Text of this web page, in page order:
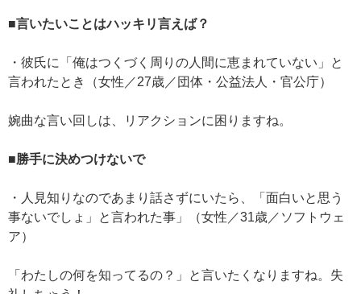
■言いたいことはハッキリ言えば？
・彼氏に「俺はつくづく周りの人間に恵まれていない」と
言われたとき（女性／27歳／団体・公益法人・官公庁）
婉曲な言い回しは、リアクションに困りますね。
■勝手に決めつけないで
・人見知りなのであまり話さずにいたら、「面白いと思う
事ないでしょ」と言われた事」（女性／31歳／ソフトウェ
ア）
「わたしの何を知ってるの？」と言いたくなりますね。失